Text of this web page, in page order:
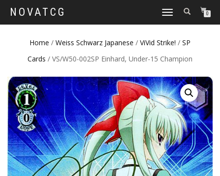
NOVATCG
TOGGLE
0
Home / Weiss Schwarz Japanese / ViVid Strike! / SP
Cards / VS/W50-002SP Einhard, Under-15 Champion